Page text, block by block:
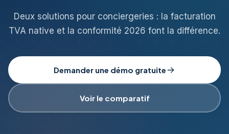
Deux solutions pour conciergeries : la facturation
TVA native et la conformité 2026 font la différence.
Demander une démo gratuite
Voir le comparatif